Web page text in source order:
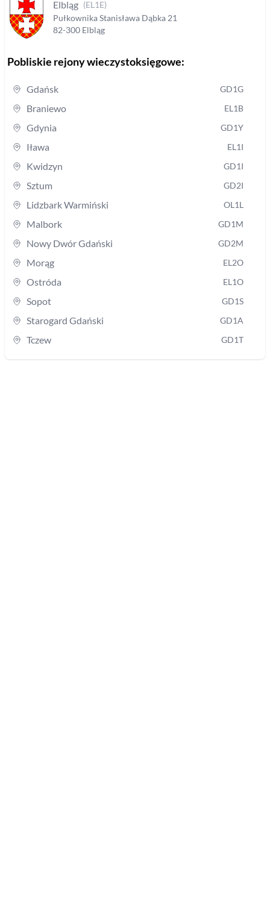
Elbląg (EL1E)
Pułkownika Stanisława Dąbka 21
82-300 Elbląg
Pobliskie rejony wieczystoksięgowe:
Gdańsk GD1G
Braniewo EL1B
Gdynia GD1Y
Iława EL1I
Kwidzyn GD1I
Sztum GD2I
Lidzbark Warmiński OL1L
Malbork GD1M
Nowy Dwór Gdański GD2M
Morąg EL2O
Ostróda EL1O
Sopot GD1S
Starogard Gdański GD1A
Tczew GD1T